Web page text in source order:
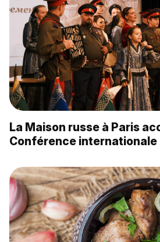
La Maison russe à Paris
Conférence internationale